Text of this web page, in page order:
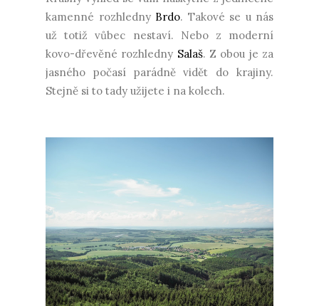
kamenné rozhledny Brdo. Takové se u nás
už totiž vůbec nestaví. Nebo z moderní
kovo-dřevěné rozhledny Salaš. Z obou je za
jasného počasí parádně vidět do krajiny.
Stejně si to tady užijete i na kolech.